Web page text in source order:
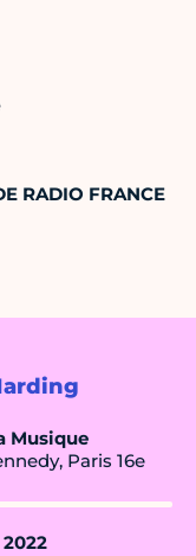
Musique
Paris 16e
RADIO FRANCE